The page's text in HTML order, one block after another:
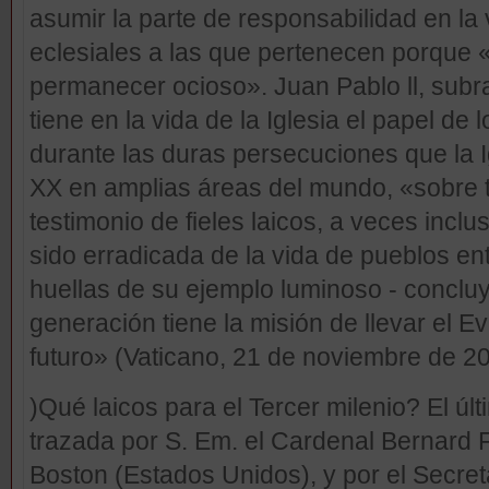
asumir la parte de responsabilidad en
eclesiales a las que pertenecen porque
permanecer ocioso». Juan Pablo ll,
tiene en la vida de la Iglesia el papel de
durante las duras persecuciones que la
XX en amplias áreas del mundo,
testimonio de fieles laicos, a veces
sido erradicada de la vida de pueblos
huellas de su ejemplo luminoso -
generación tiene la misión de llevar el
futuro» (Vaticano, 21 de noviembre de
)Qué laicos para el Tercer milenio? El
trazada por S. Em. el Cardenal Bernard
Boston (Estados Unidos), y por el